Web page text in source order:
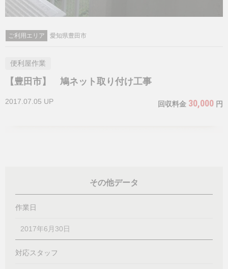
ご利用エリア 愛知県豊田市
便利屋作業
【豊田市】 鳩ネット取り付け工事
2017.07.05 UP 回収料金 30,000 円
その他データ
作業日
2017年6月30日
対応スタッフ